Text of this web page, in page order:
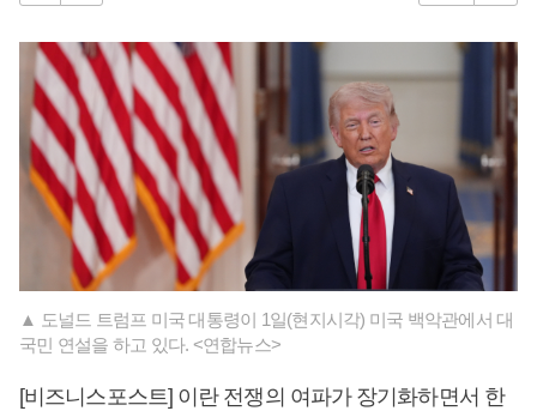
▲ 도널드 트럼프 미국 대통령이 1일(현지시각) 미국 백악관에서 대
국민 연설을 하고 있다. <연합뉴스>
[비즈니스포스트] 이란 전쟁의 여파가 장기화하면서 한